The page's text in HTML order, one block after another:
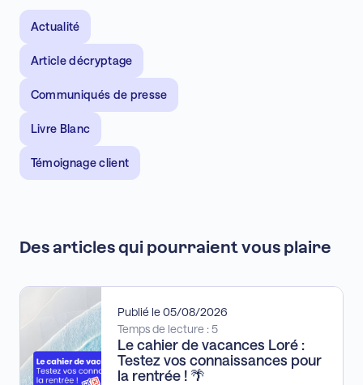
Actualité
Article décryptage
Communiqués de presse
Livre Blanc
Témoignage client
Des articles qui pourraient vous plaire
Publié le 05/08/2026
Temps de lecture : 5
Le cahier de vacances Loré :
Testez vos connaissances pour
la rentrée ! 🌴